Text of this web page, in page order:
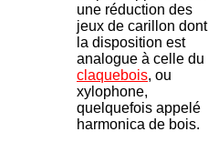
une réduction des
jeux de carillon dont
la disposition est
analogue à celle du
claquebois, ou
xylophone,
quelquefois appelé
harmonica de bois.